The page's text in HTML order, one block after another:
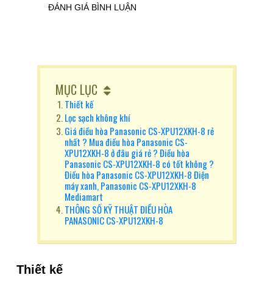
ĐÁNH GIÁ BÌNH LUẬN
MỤC LỤC
Thiết kế
Lọc sạch không khí
Giá điều hòa Panasonic CS-XPU12XKH-8 rẻ
nhất ? Mua điều hòa Panasonic CS-
XPU12XKH-8 ở đâu giá rẻ ? Điều hòa
Panasonic CS-XPU12XKH-8 có tốt không ?
Điều hòa Panasonic CS-XPU12XKH-8 Điện
máy xanh, Panasonic CS-XPU12XKH-8
Mediamart
THÔNG SỐ KỸ THUẬT ĐIỀU HÒA
PANASONIC CS-XPU12XKH-8
Thiết kế